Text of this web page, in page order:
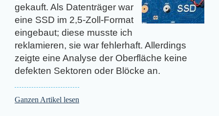
gekauft. Als Datenträger war
eine SSD im 2,5-Zoll-Format
eingebaut; diese musste ich
reklamieren, sie war fehlerhaft. Allerdings
zeigte eine Analyse der Oberfläche keine
defekten Sektoren oder Blöcke an.
Ganzen Artikel lesen